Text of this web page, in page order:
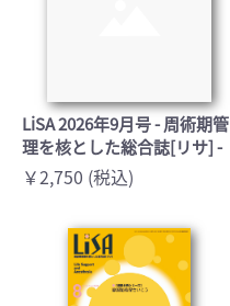
LiSA 2026年9月号 - 周術期管
理を核とした総合誌[リサ] -
￥2,750 (税込)